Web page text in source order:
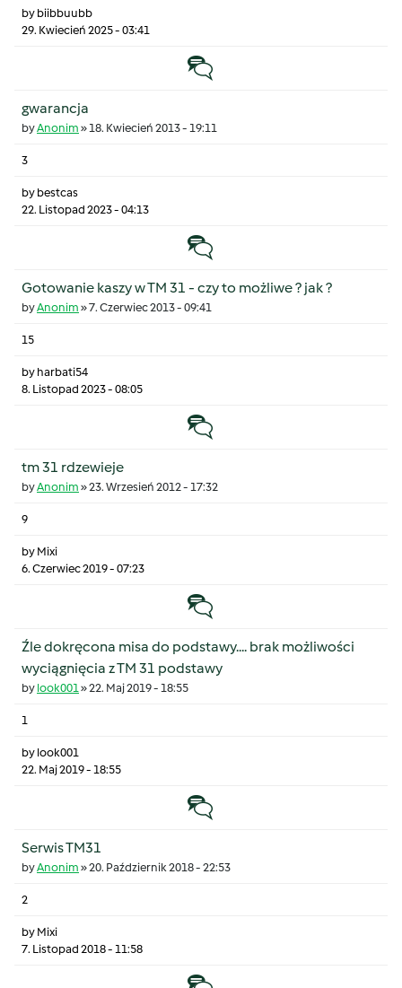
by biibbuubb
29. Kwiecień 2025 - 03:41
Temat zwyczajny
gwarancja
byAnonim »18. Kwiecień 2013 - 19:11
3
by bestcas
22. Listopad 2023 - 04:13
Temat zwyczajny
Gotowanie kaszy w TM 31 - czy to możliwe ? jak ?
byAnonim »7. Czerwiec 2013 - 09:41
15
by harbati54
8. Listopad 2023 - 08:05
Temat zwyczajny
tm 31 rdzewieje
byAnonim »23. Wrzesień 2012 - 17:32
9
by Mixi
6. Czerwiec 2019 - 07:23
Temat zwyczajny
Źle dokręcona misa do podstawy.... brak możliwości
wyciągnięcia z TM 31 podstawy
by look001»22. Maj 2019 - 18:55
1
by look001
22. Maj 2019 - 18:55
Temat zwyczajny
Serwis TM31
byAnonim »20. Październik 2018 - 22:53
2
by Mixi
7. Listopad 2018 - 11:58
Temat zwyczajny